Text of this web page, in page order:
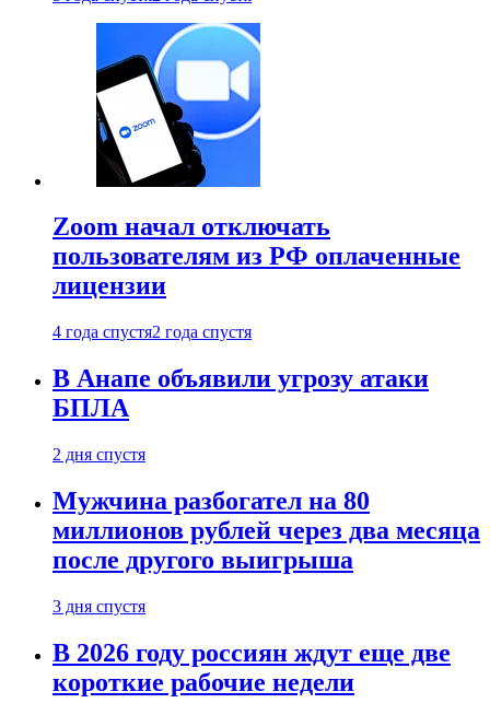
Zoom начал отключать
пользователям из РФ оплаченные
лицензии
4 года спустя2 года спустя
В Анапе объявили угрозу атаки
БПЛА
2 дня спустя
Мужчина разбогател на 80
миллионов рублей через два месяца
после другого выигрыша
3 дня спустя
В 2026 году россиян ждут еще две
короткие рабочие недели